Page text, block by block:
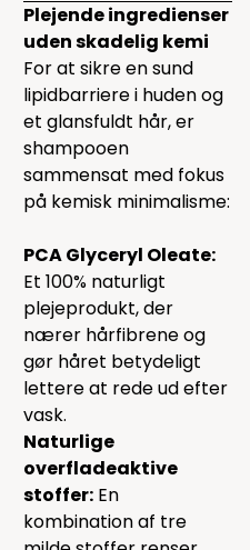
Plejende ingredienser
uden skadelig kemi
For at sikre en sund
lipidbarriere i huden og
et glansfuldt hår, er
shampooen
sammensat med fokus
på kemisk minimalisme:
PCA Glyceryl Oleate:
Et 100% naturligt
plejeprodukt, der
nærer hårfibrene og
gør håret betydeligt
lettere at rede ud efter
vask.
Naturlige
overfladeaktive
stoffer: En
kombination af tre